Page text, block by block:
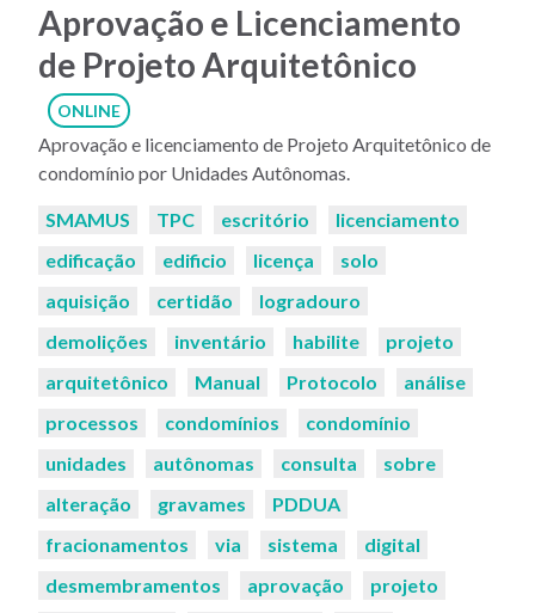
Aprovação e Licenciamento
de Projeto Arquitetônico
ONLINE
Aprovação e licenciamento de Projeto Arquitetônico de
condomínio por Unidades Autônomas.
Palavras-
SMAMUS TPC escritório
licenciamento
edificação
edificio licença
solo
aquisição
certidão
logradouro
demolições
inventário habilite
projeto
arquitetônico
Manual Protocolo
análise
processos
condomínios
condomínio
unidades
autônomas consulta
sobre
alteração
gravames
PDDUA
fracionamentos
via sistema
digital
desmembramentos
aprovação
projeto